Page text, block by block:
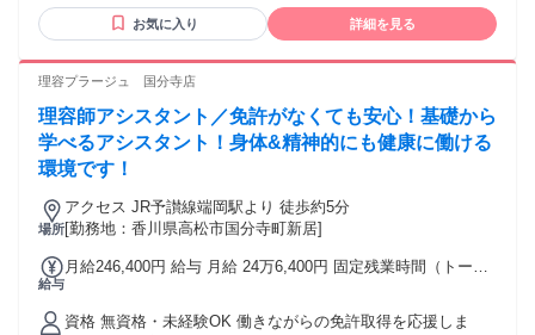
お気に入り 詳細を見る
理容プラージュ 国分寺店
理容師アシスタント／免許がなくても安心！基礎から
学べるアシスタント！身体&精神的にも健康に働ける
環境です！
場所
アクセス JR予讃線端岡駅より 徒歩約5分
[勤務地：香川県高松市国分寺町新居]
給与
月給246,400円 給与 月給 24万6,400円 固定残業時間（トータ
（研修期間 6 ヶ月） 研修中 固定残業時間（トータル） 44時
間/月 研修中 残業代 6万1,600円 固定時間外手当（44h分）
資格 無資格・未経験OK 働きながらの免許取得を応援しま